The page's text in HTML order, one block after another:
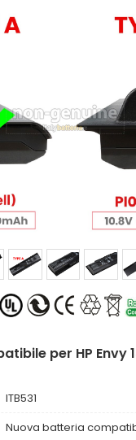
per HP Envy
ITB531
Nuova batteria